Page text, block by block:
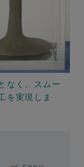
なく、スムー
を実現しま